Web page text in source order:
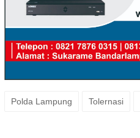
Polda Lampung Tolernasi